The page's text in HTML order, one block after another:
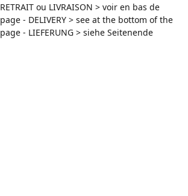
RETRAIT ou LIVRAISON > voir en bas de
page - DELIVERY > see at the bottom of the
page - LIEFERUNG > siehe Seitenende